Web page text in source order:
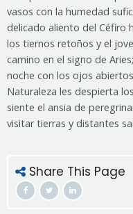
vasos con la humedad
delicado aliento del Céfiro
los tiernos retoños y el
camino en el signo de
noche con los ojos
Naturaleza les despierta
siente el ansia de
visitar tierras y distantes
Share This Page